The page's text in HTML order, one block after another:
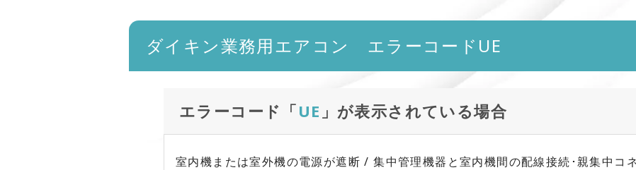
ダイキン業務用エアコン エラーコードUE
エラーコード「UE 」が表示されている場合
室内機または室外機の電源が遮断 / 集中管理機器と室内機間の配線接続･親集中コ